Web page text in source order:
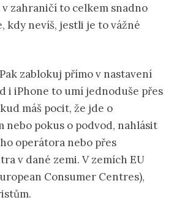
v zahraničí to celkem snadno
kdy nevíš, jestli je to vážné
zablokuj přímo v nastavení
i iPhone to umí jednoduše přes
máš pocit, že jde o
nebo pokus o podvod, nahlásit
operátora nebo přes
v dané zemi. V zemích EU
Consumer Centres),